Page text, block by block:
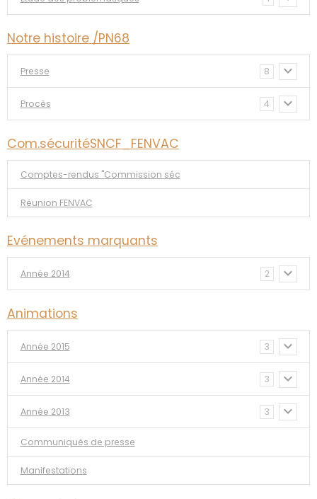
Notre histoire /PN68
Presse 8
Procès 4
Com.sécuritéSNCF_FENVAC
Comptes-rendus "Commission séc
Réunion FENVAC
Evénements marquants
Année 2014 2
Animations
Année 2015 3
Année 2014 3
Année 2013 3
Communiqués de presse
Manifestations